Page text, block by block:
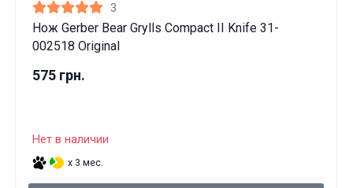
3
Нож Gerber Bear Grylls Compact II Knife 31-
002518 Original
575 грн.
Нет в наличии
x 3 мес.